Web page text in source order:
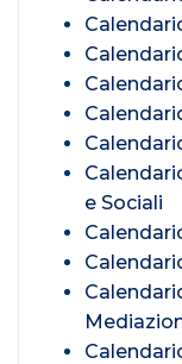
e Sociali